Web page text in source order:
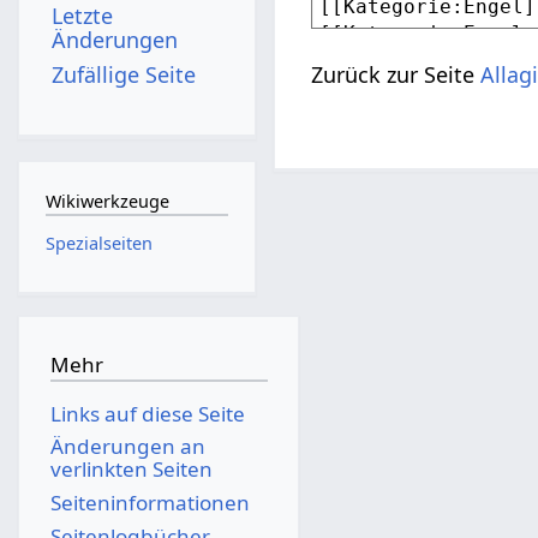
Zurück zur Seite
Letzte
Änderungen
Zufällige Seite
Wikiwerkzeuge
Spezialseiten
Mehr
Links auf diese Seite
Änderungen an
verlinkten Seiten
Seiten­­informationen